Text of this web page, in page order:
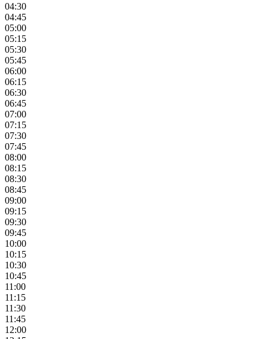
04:30
04:45
05:00
05:15
05:30
05:45
06:00
06:15
06:30
06:45
07:00
07:15
07:30
07:45
08:00
08:15
08:30
08:45
09:00
09:15
09:30
09:45
10:00
10:15
10:30
10:45
11:00
11:15
11:30
11:45
12:00